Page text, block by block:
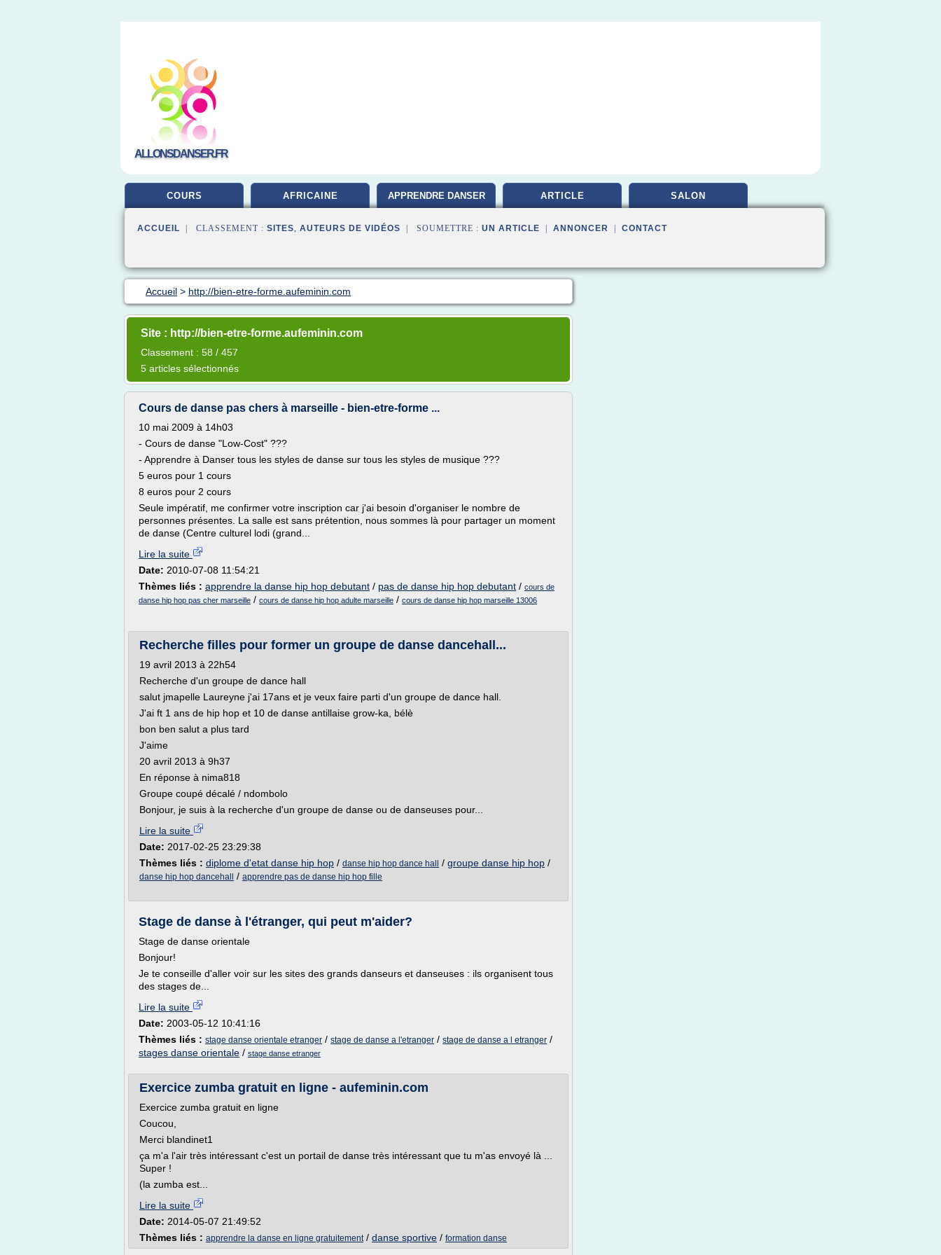
ALLONSDANSER.FR
COURS AFRICAINE APPRENDRE DANSER ARTICLE SALON
ACCUEIL | CLASSEMENT : SITES, AUTEURS DE VIDÉOS | SOUMETTRE : UN ARTICLE ANNONCER CONTACT
Accueil > http://bien-etre-forme.aufeminin.com
Site : http://bien-etre-forme.aufeminin.com
Classement : 58 / 457
5 articles sélectionnés
Cours de danse pas chers à marseille - bien-etre-forme ...
10 mai 2009 à 14h03
- Cours de danse "Low-Cost" ???
- Apprendre à Danser tous les styles de danse sur tous les styles de musique ???
5 euros pour 1 cours
8 euros pour 2 cours
Seule impératif, me confirmer votre inscription car j'ai besoin d'organiser le nombre de
personnes présentes. La salle est sans prétention, nous sommes là pour partager un moment
de danse (Centre culturel lodi (grand...
Lire la suite
Date: 2010-07-08 11:54:21
Thèmes liés : apprendre la danse hip hop debutant / pas de danse hip hop debutant / cours de
danse hip hop pas cher marseille / cours de danse hip hop adulte marseille / cours de danse hip hop marseille 13006
Recherche filles pour former un groupe de danse dancehall...
19 avril 2013 à 22h54
Recherche d'un groupe de dance hall
salut jmapelle Laureyne j'ai 17ans et je veux faire parti d'un groupe de dance hall.
J'ai ft 1 ans de hip hop et 10 de danse antillaise grow-ka, bélè
bon ben salut a plus tard
J'aime
20 avril 2013 à 9h37
En réponse à nima818
Groupe coupé décalé / ndombolo
Bonjour, je suis à la recherche d'un groupe de danse ou de danseuses pour...
Lire la suite
Date: 2017-02-25 23:29:38
Thèmes liés : diplome d'etat danse hip hop / danse hip hop dance hall / groupe danse hip hop /
danse hip hop dancehall / apprendre pas de danse hip hop fille
Stage de danse à l'étranger, qui peut m'aider?
Stage de danse orientale
Bonjour!
Je te conseille d'aller voir sur les sites des grands danseurs et danseuses : ils organisent tous
des stages de...
Lire la suite
Date: 2003-05-12 10:41:16
Thèmes liés : stage danse orientale etranger / stage de danse a l'etranger / stage de danse a l etranger /
stages danse orientale / stage danse etranger
Exercice zumba gratuit en ligne - aufeminin.com
Exercice zumba gratuit en ligne
Coucou,
Merci blandinet1
ça m'a l'air très intéressant c'est un portail de danse très intéressant que tu m'as envoyé là ...
Super !
(la zumba est...
Lire la suite
Date: 2014-05-07 21:49:52
Thèmes liés : apprendre la danse en ligne gratuitement/ danse sportive / formation danse